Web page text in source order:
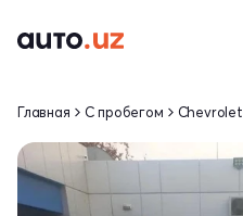
Главная С пробегом Chevrolet